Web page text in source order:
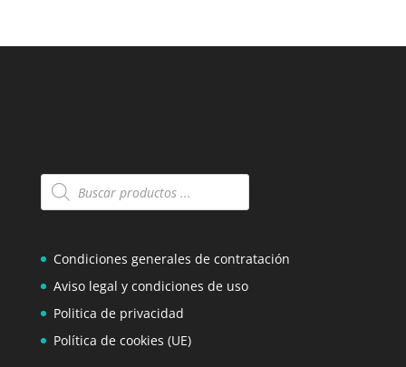
Búsqueda
de
Condiciones generales de contratación
Aviso legal y condiciones de uso
Politica de privacidad
Política de cookies (UE)